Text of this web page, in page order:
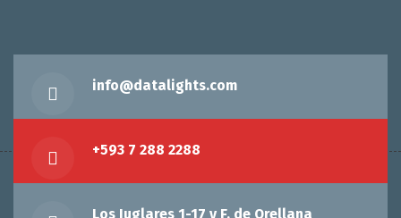
info@datalights.com
+593 7 288 2288
Los Juglares 1-17 y F. de Orellana